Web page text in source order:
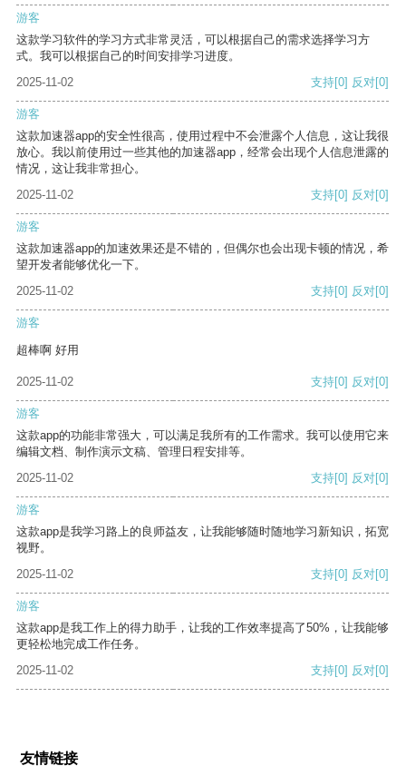
游客
这款学习软件的学习方式非常灵活，可以根据自己的需求选择学习方
式。我可以根据自己的时间安排学习进度。
2025-11-02
支持[0] 反对[0]
游客
这款加速器app的安全性很高，使用过程中不会泄露个人信息，这让我很
放心。我以前使用过一些其他的加速器app，经常会出现个人信息泄露的
情况，这让我非常担心。
2025-11-02
支持[0] 反对[0]
游客
这款加速器app的加速效果还是不错的，但偶尔也会出现卡顿的情况，希
望开发者能够优化一下。
2025-11-02
支持[0] 反对[0]
游客
超棒啊 好用
2025-11-02 支持[0] 反对[0]
游客
这款app的功能非常强大，可以满足我所有的工作需求。我可以使用它来
编辑文档、制作演示文稿、管理日程安排等。
2025-11-02
支持[0] 反对[0]
游客
这款app是我学习路上的良师益友，让我能够随时随地学习新知识，拓宽
视野。
2025-11-02
支持[0] 反对[0]
游客
这款app是我工作上的得力助手，让我的工作效率提高了50%，让我能够
更轻松地完成工作任务。
2025-11-02
支持[0] 反对[0]
友情链接